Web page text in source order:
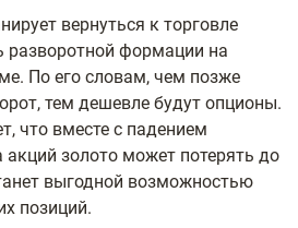
вернуться к торговле
формации на
По его словам, чем позже
тем дешевле будут опционы.
что вместе с падением
золото может потерять до
выгодной возможностью
позиций.